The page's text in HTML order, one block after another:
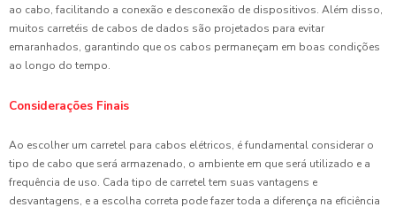
ao cabo, facilitando a conexão e desconexão de dispositivos. Além disso,
muitos carretéis de cabos de dados são projetados para evitar
emaranhados, garantindo que os cabos permaneçam em boas condições
ao longo do tempo.
Considerações Finais
Ao escolher um carretel para cabos elétricos, é fundamental considerar o
tipo de cabo que será armazenado, o ambiente em que será utilizado e a
frequência de uso. Cada tipo de carretel tem suas vantagens e
desvantagens, e a escolha correta pode fazer toda a diferença na eficiência